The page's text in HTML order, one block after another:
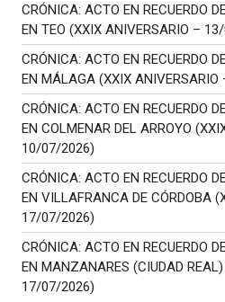
CRÓNICA: ACTO EN RECUERDO
EN TEO (XXIX ANIVERSARIO –
CRÓNICA: ACTO EN RECUERDO
EN MÁLAGA (XXIX
CRÓNICA: ACTO EN RECUERDO
EN COLMENAR DEL ARROYO
10/07/2026)
CRÓNICA: ACTO EN RECUERDO
EN VILLAFRANCA DE CÓRDOBA
17/07/2026)
CRÓNICA: ACTO EN RECUERDO
EN MANZANARES (CIUDAD
17/07/2026)